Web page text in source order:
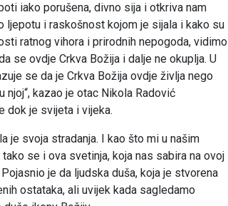
iako porušena, divno sija i otkriva nam
ljepotu i raskošnost kojom je sijala i kako su
ratnog vihora i prirodnih nepogoda, vidimo
se ovdje Crkva Božija i dalje ne okuplja. U
se da je Crkva Božija ovdje življa nego
njoj“, kazao je otac Nikola Radović
dok je svijeta i vijeka.
je svoja stradanja. I kao što mi u našim
se i ova svetinja, koja nas sabira na ovoj
je da ljudska duša, koja je stvorena
ostataka, ali uvijek kada sagledamo